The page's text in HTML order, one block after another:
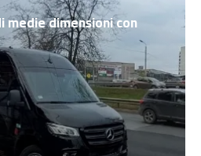
dimensioni con